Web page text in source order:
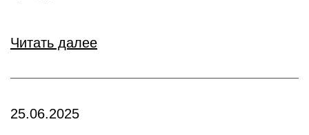
Читать далее
25.06.2025